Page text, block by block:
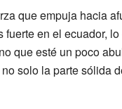
que empuja hacia
en el ecuador,
que esté un poco
solo la parte sólida